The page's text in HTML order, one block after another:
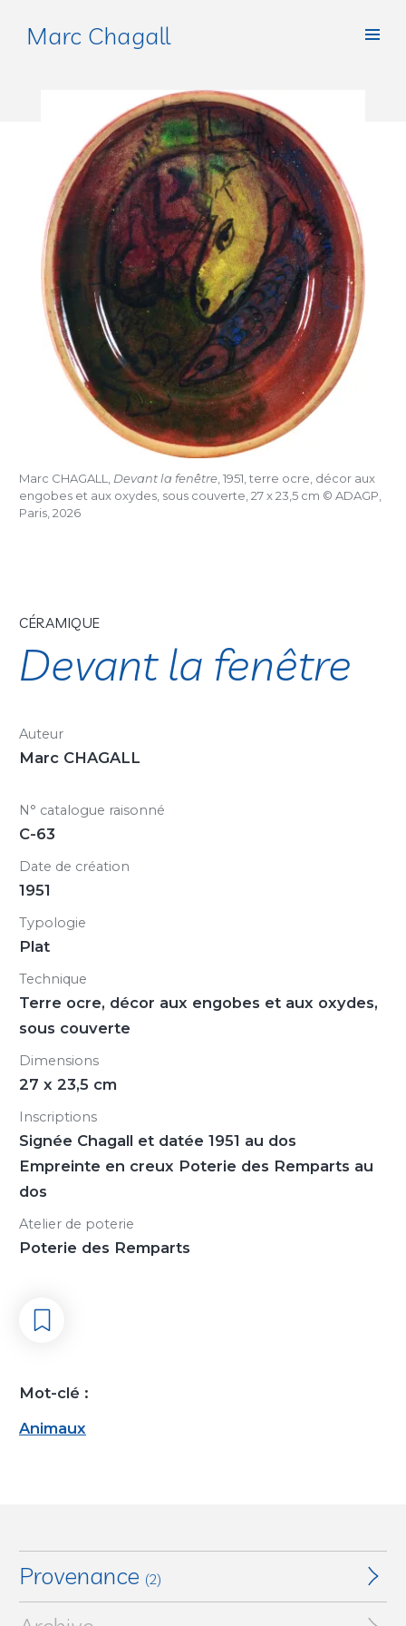
Marc Chagall
CÉRAMIQUE
Devant la fenêtre
Auteur
Marc CHAGALL
N° catalogue raisonné
C-63
Date de création
1951
Typologie
Plat
Technique
Terre ocre, décor aux engobes et aux oxydes,
sous couverte
Dimensions
27 x 23,5 cm
Inscriptions
Signée Chagall et datée 1951 au dos
Empreinte en creux Poterie des Remparts au
dos
Atelier de poterie
Poterie des Remparts
Mot-clé :
Animaux
Marc CHAGALL, Devant la fenêtre , 1951, terre ocre, décor aux
engobes et aux oxydes, sous couverte, 27 x 23,5 cm © ADAGP,
Paris, 2026
Provenance (2)
Collection particulière